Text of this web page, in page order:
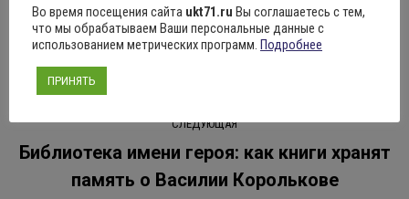
по
записям
Предыдущая
Картина “Письмо с фронта” Александра
Лактионова имеет необычную и
трогательную историю создания.
СЛЕДУЮЩАЯ
Следующая
запись:
Библиотека имени героя: как книги хранят
память о Василии Королькове
Во время посещения сайта ukt71.ru Вы соглашаетесь с тем,
что мы обрабатываем Ваши персональные данные с
использованием метрических программ. Подробнее
ПРИНЯТЬ